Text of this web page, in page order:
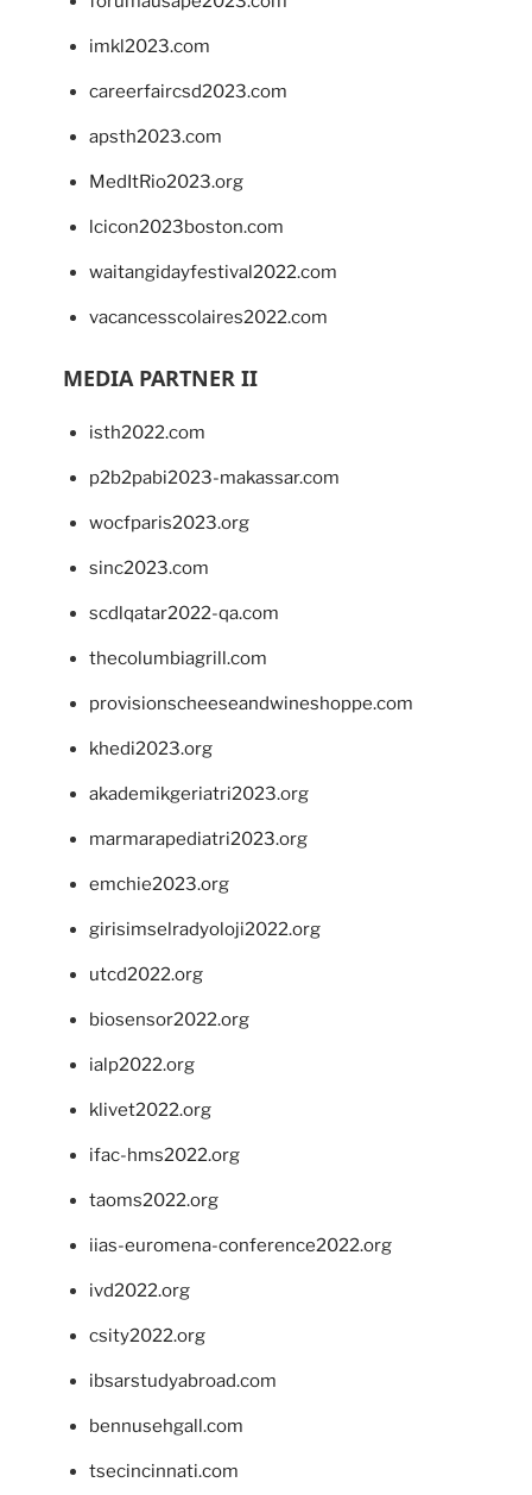
imkl2023.com
careerfaircsd2023.com
apsth2023.com
MedItRio2023.org
lcicon2023boston.com
waitangidayfestival2022.com
vacancesscolaires2022.com
MEDIA PARTNER II
isth2022.com
p2b2pabi2023-makassar.com
wocfparis2023.org
sinc2023.com
scdlqatar2022-qa.com
thecolumbiagrill.com
provisionscheeseandwineshoppe.com
khedi2023.org
akademikgeriatri2023.org
marmarapediatri2023.org
emchie2023.org
girisimselradyoloji2022.org
utcd2022.org
biosensor2022.org
ialp2022.org
klivet2022.org
ifac-hms2022.org
taoms2022.org
iias-euromena-conference2022.org
ivd2022.org
csity2022.org
ibsarstudyabroad.com
bennusehgall.com
tsecincinnati.com